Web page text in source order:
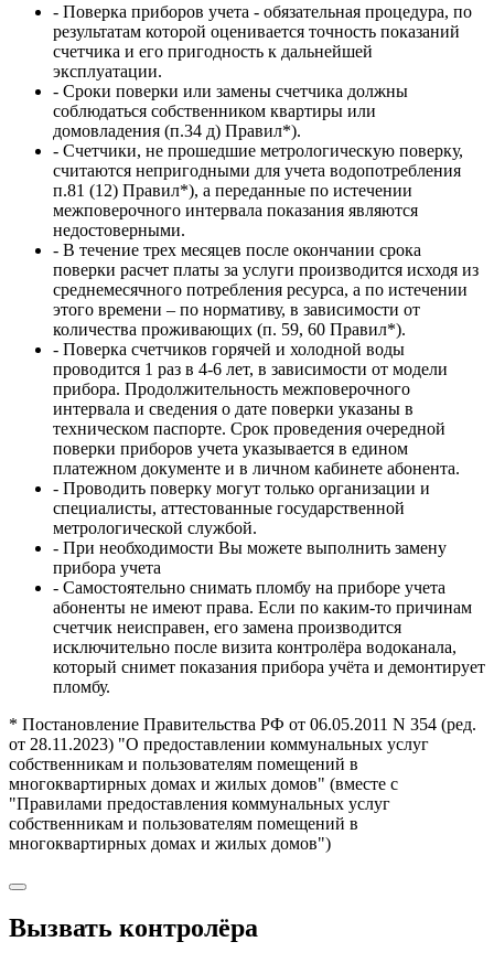
- Поверка приборов учета - обязательная процедура, по
результатам которой оценивается точность показаний
счетчика и его пригодность к дальнейшей
эксплуатации.
- Сроки поверки или замены счетчика должны
соблюдаться собственником квартиры или
домовладения (п.34 д) Правил*).
- Счетчики, не прошедшие метрологическую поверку,
считаются непригодными для учета водопотребления
п.81 (12) Правил*), а переданные по истечении
межповерочного интервала показания являются
недостоверными.
- В течение трех месяцев после окончании срока
поверки расчет платы за услуги производится исходя из
среднемесячного потребления ресурса, а по истечении
этого времени – по нормативу, в зависимости от
количества проживающих (п. 59, 60 Правил*).
- Поверка счетчиков горячей и холодной воды
проводится 1 раз в 4-6 лет, в зависимости от модели
прибора. Продолжительность межповерочного
интервала и сведения о дате поверки указаны в
техническом паспорте. Срок проведения очередной
поверки приборов учета указывается в едином
платежном документе и в личном кабинете абонента.
- Проводить поверку могут только организации и
специалисты, аттестованные государственной
метрологической службой.
- При необходимости Вы можете выполнить замену
прибора учета
- Самостоятельно снимать пломбу на приборе учета
абоненты не имеют права. Если по каким-то причинам
счетчик неисправен, его замена производится
исключительно после визита контролёра водоканала,
который снимет показания прибора учёта и демонтирует
пломбу.
* Постановление Правительства РФ от 06.05.2011 N 354 (ред.
от 28.11.2023) "О предоставлении коммунальных услуг
собственникам и пользователям помещений в
многоквартирных домах и жилых домов" (вместе с
"Правилами предоставления коммунальных услуг
собственникам и пользователям помещений в
многоквартирных домах и жилых домов")
Вызвать контролёра